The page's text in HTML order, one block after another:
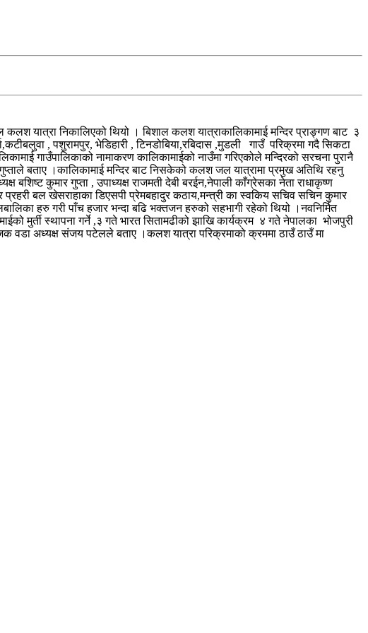
कलश यात्रा निकालिएको थियो । बिशाल कलश यात्राकालिकामाई मन्दिर प्राङ्गण बाट ३
, पशुरामपुर, भेडिहारी , टिनडोबिया,रबिदास ,मुडली गाउँ परिक्रमा गदै सिकटा
गाउँपालिकाको नामाकरण कालिकामाईको नाउँमा गरिएकोले मन्दिरको सरचना पुरानै
गुप्ताले बताए ।कालिकामाई मन्दिर बाट निसकेको कलश जल यात्रामा प्रमुख अतिथि रहनु
बशिष्ट कुमार गुप्ता , उपाध्यक्ष राजमती देबी बरईन,नेपाली काँग्रेसका नेता राधाकृष्ण
बल खेसराहाका डिएसपी प्रेमबहादुर कठाय,मन्त्री का स्वकिय सचिव सचिन कुमार
हरु गरी पाँच हजार भन्दा बढि भक्तजन हरुको सहभागी रहेको थियो ।नवनिर्मित
मुर्ती स्थापना गर्ने ,३ गते भारत सितामढीको झाखि कार्यक्रम ४ गते नेपालका भोजपुरी
वडा अध्यक्ष संजय पटेलले बताए ।कलश यात्रा परिक्रमाको क्रममा ठाउँ ठाउँ मा